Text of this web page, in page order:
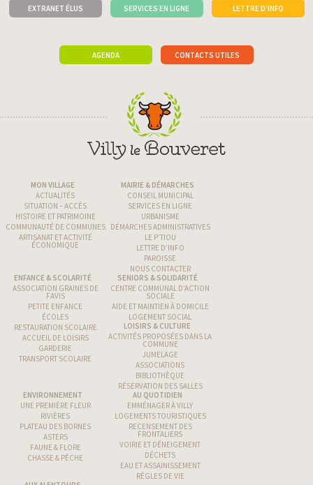
EXTRANET ÉLUS SERVICES EN LIGNE LETTRE D'INFO
AGENDA CONTACTS UTILES
MON VILLAGE
ACTUALITÉS
SITUATION – ACCÈS
HISTOIRE ET PATRIMOINE
COMMUNAUTÉ DE COMMUNES
ARTISANAT ET ACTIVITÉ
ÉCONOMIQUE
MAIRIE & DÉMARCHES
CONSEIL MUNICIPAL
SERVICES EN LIGNE
URBANISME
DÉMARCHES ADMINISTRATIVES
LE P’TIOU
LETTRE D’INFO
PAROISSE
NOUS CONTACTER
ENFANCE & SCOLARITÉ
ASSOCIATION GRAINES DE
FAVIS
PETITE ENFANCE
ÉCOLES
RESTAURATION SCOLAIRE
ACCUEIL DE LOISIRS
GARDERIE
TRANSPORT SCOLAIRE
SENIORS & SOLIDARITÉ
CENTRE COMMUNAL D’ACTION
SOCIALE
AIDE ET MAINTIEN À DOMICILE
LOGEMENT SOCIAL
LOISIRS & CULTURE
ACTIVITÉS PROPOSÉES DANS LA
COMMUNE
JUMELAGE
ASSOCIATIONS
BIBLIOTHÈQUE
RÉSERVATION DES SALLES
ENVIRONNEMENT
UNE PREMIÈRE FLEUR
RIVIÈRES
PLATEAU DES BORNES
ASTERS
FAUNE & FLORE
CHASSE & PÊCHE
AU QUOTIDIEN
EMMÉNAGER À VILLY
LOGEMENTS TOURISTIQUES
RECENSEMENT DES
FRONTALIERS
VOIRIE ET DÉNEIGEMENT
DÉCHETS
EAU ET ASSAINISSEMENT
RÈGLES DE VIE